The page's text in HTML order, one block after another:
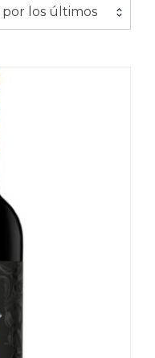
los últimos